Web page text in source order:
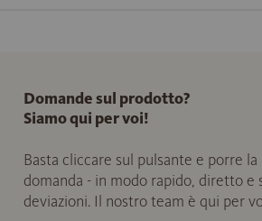
Domande sul prodotto?
Siamo qui per voi!
Basta cliccare sul pulsante e porre
domanda - in modo rapido, diretto e
deviazioni. Il nostro team è qui per